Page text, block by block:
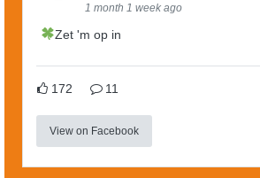
1 month 1 week ago
Zet 'm op in
172 11
View on Facebook